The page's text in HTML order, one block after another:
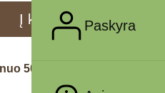
Paskyra
Į krepšelį
50€